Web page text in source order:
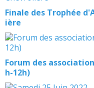
Finale des Trophée
ière
Forum des
h-12h)